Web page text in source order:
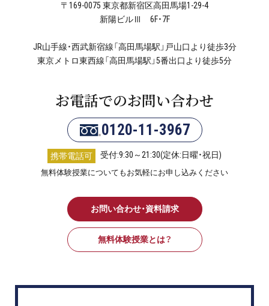
〒169-0075 東京都新宿区高田馬場1-29-4
新陽ビルⅢ 6F・7F
JR山手線・西武新宿線「高田馬場駅」戸山口より徒歩3分
東京メトロ東西線「高田馬場駅」5番出口より徒歩5分
お電話でのお問い合わせ
0120-11-3967
携帯電話可 受付:9:30～21:30(定休:日曜・祝日)
無料体験授業についてもお気軽にお申し込みください
お問い合わせ・資料請求
無料体験授業とは？